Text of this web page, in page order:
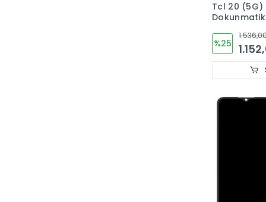
Tcl 20 (5G)
%25